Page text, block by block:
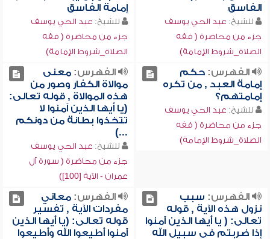
الفاسق
للشيخ: عبد الحي يوسف
جزء من محاضرة ( فقه
الصلاة_شروط الإمامة)
إمامة الفاسق
للشيخ: عبد الحي يوسف
جزء من محاضرة ( فقه
الصلاة_شروط الإمامة)
الفهرس:حكم
إمامة العبد , من تكره
إمامتهم؟
للشيخ: عبد الحي يوسف
جزء من محاضرة ( فقه
الصلاة_شروط الإمامة)
الفهرس:معنى
موالاة الكفار وصور من
هذه الموالاة , قوله تعالى:
(يا أيها الذين آمنوا لا
تتخذوا بطانة من دونكم
...)
للشيخ: عبد الحي يوسف
جزء من محاضرة ( سورة آل
عمران - الآية [100])
الفهرس: سبب
نزول هذه الآية , قوله
تعالى: ( يا أيها الذين آمنوا
إذا ضربتم في سبيل الله
الفهرس:معاني
مفردات الآية , تفسير
قوله تعالى: (يا أيها الذين
آمنوا أطيعوا الله وأطيعوا